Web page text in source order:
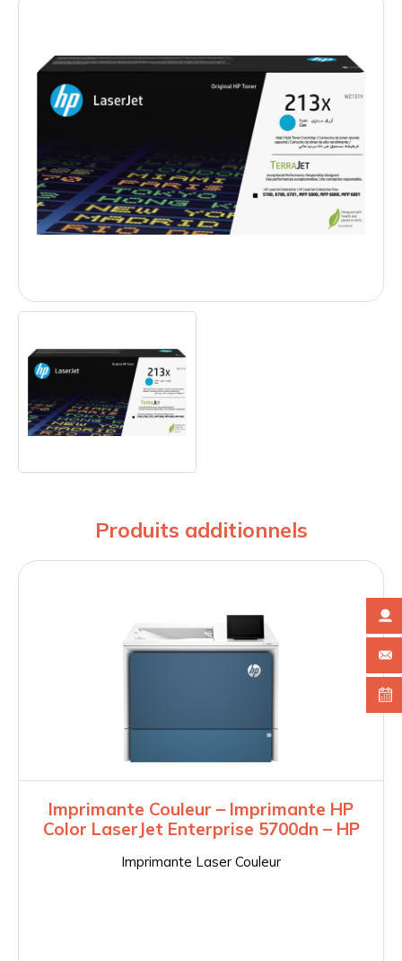
Produits additionnels
Imprimante Couleur – Imprimante HP
Color LaserJet Enterprise 5700dn – HP
Imprimante Laser Couleur